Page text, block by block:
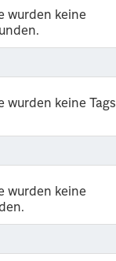
wurden keine
wurden keine Tags
wurden keine